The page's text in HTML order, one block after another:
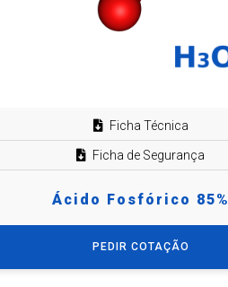
Ficha Técnica
Ficha de Segurança
Ácido Fosfórico 85%
PEDIR COTAÇÃO